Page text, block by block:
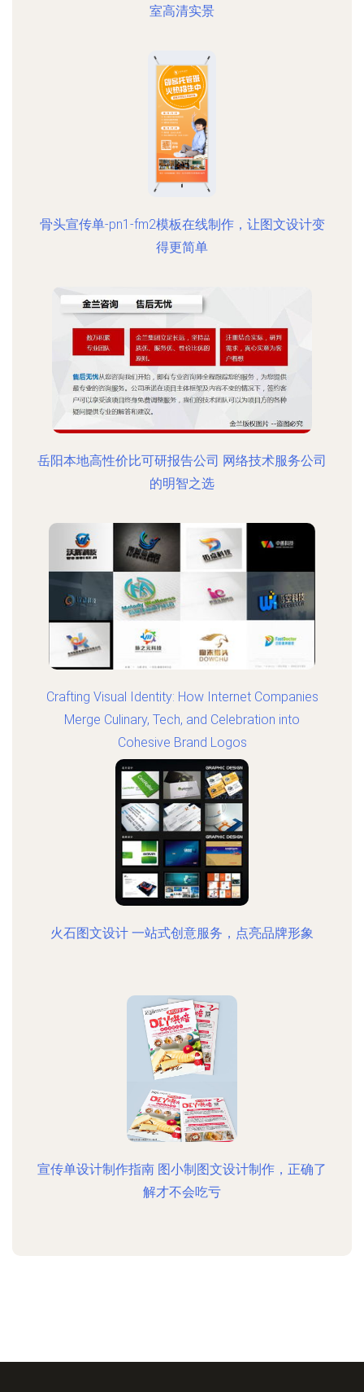
室高清实景
骨头宣传单-pn1-fm2模板在线制作，让图文设计变
得更简单
岳阳本地高性价比可研报告公司 网络技术服务公司
的明智之选
Crafting Visual Identity: How Internet Companies
Merge Culinary, Tech, and Celebration into
Cohesive Brand Logos
火石图文设计 一站式创意服务，点亮品牌形象
宣传单设计制作指南 图小制图文设计制作，正确了
解才不会吃亏